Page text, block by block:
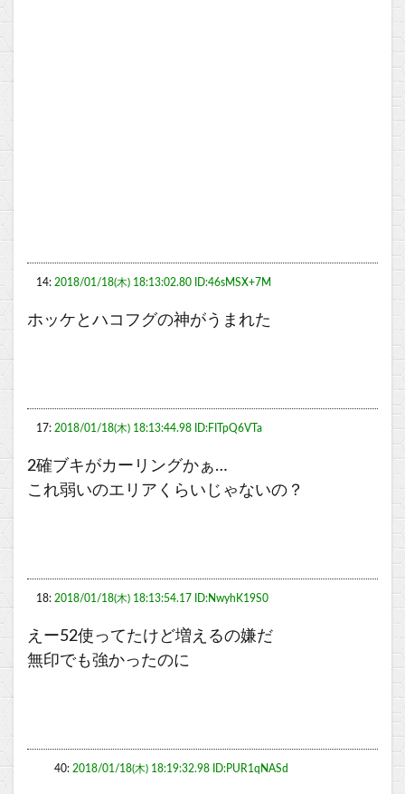
14: 2018/01/18(木) 18:13:02.80 ID:46sMSX+7M
ホッケとハコフグの神がうまれた
17: 2018/01/18(木) 18:13:44.98 ID:FITpQ6VTa
2確ブキがカーリングかぁ…
これ弱いのエリアくらいじゃないの？
18: 2018/01/18(木) 18:13:54.17 ID:NwyhK19S0
えー52使ってたけど増えるの嫌だ
無印でも強かったのに
40: 2018/01/18(木) 18:19:32.98 ID:PUR1qNASd